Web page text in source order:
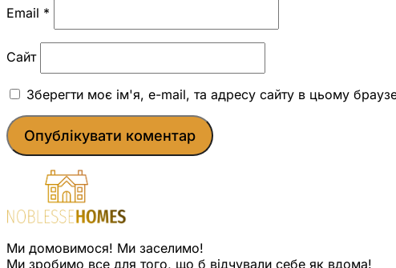
Email *
Сайт
Зберегти моє ім'я, e-mail, та адресу сайту в цьому
Ми домовимося! Ми заселимо!
Ми зробимо все для того, що б відчували себе як вдома!